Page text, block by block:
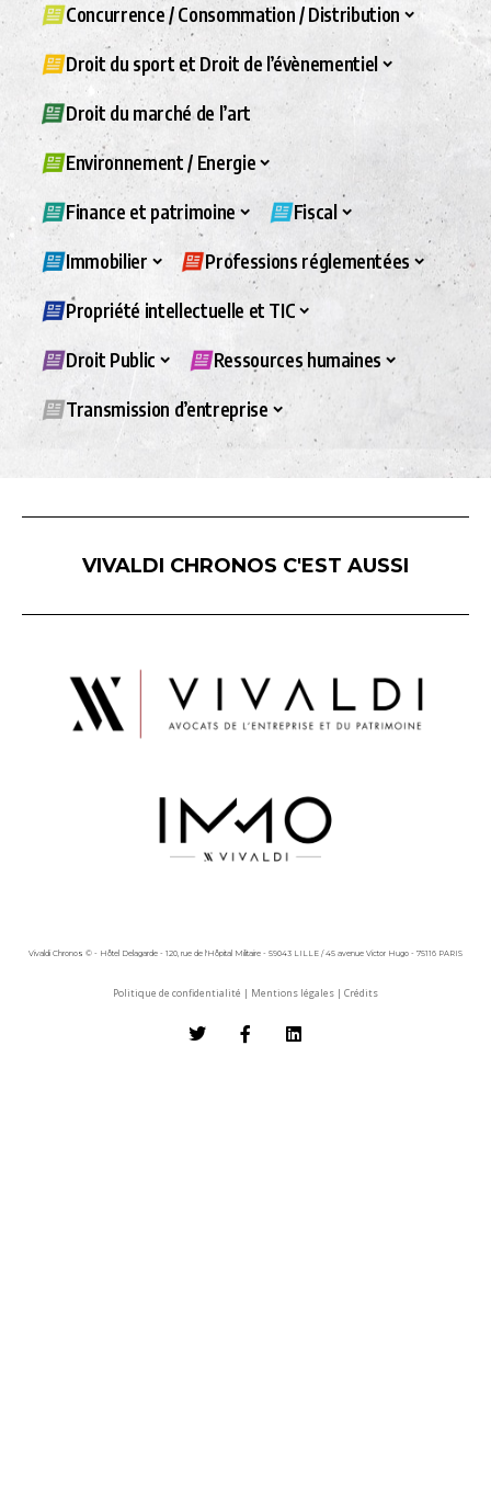
Concurrence / Consommation / Distribution
Droit du sport et Droit de l’évènementiel
Droit du marché de l’art
Environnement / Energie
Finance et patrimoine Fiscal
Immobilier Professions réglementées
Propriété intellectuelle et TIC
Droit Public Ressources humaines
Transmission d’entreprise
VIVALDI CHRONOS C'EST AUSSI
Vivaldi Chronos © - Hôtel Delagarde - 120, rue de l'Hôpital Militaire - 59043 LILLE / 45 avenue Victor Hugo - 75116 PARIS
Politique de confidentialité | Mentions légales | Crédits